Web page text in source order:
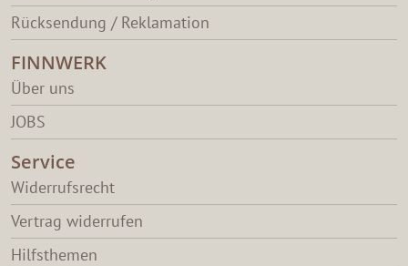
Rücksendung / Reklamation
FINNWERK
Über uns
JOBS
Service
Widerrufsrecht
Vertrag widerrufen
Hilfsthemen